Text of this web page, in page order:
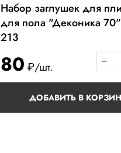
Набор заглушек для
для пола "Деконика
213
80 ₽/шт.
ДОБАВИТЬ В